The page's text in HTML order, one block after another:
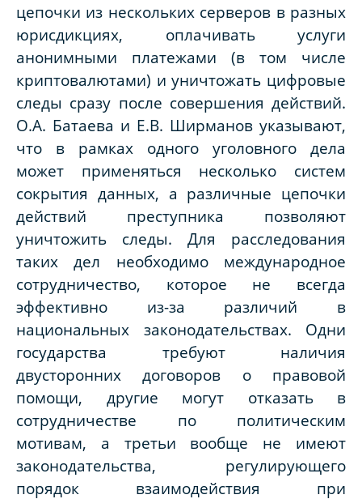
цепочки из нескольких серверов в разных
юрисдикциях, оплачивать услуги
анонимными платежами (в том числе
криптовалютами) и уничтожать цифровые
следы сразу после совершения действий.
О.А. Батаева и Е.В. Ширманов указывают,
что в рамках одного уголовного дела
может применяться несколько систем
сокрытия данных, а различные цепочки
действий преступника позволяют
уничтожить следы. Для расследования
таких дел необходимо международное
сотрудничество, которое не всегда
эффективно из-за различий в
национальных законодательствах. Одни
государства требуют наличия
двусторонних договоров о правовой
помощи, другие могут отказать в
сотрудничестве по политическим
мотивам, а третьи вообще не имеют
законодательства, регулирующего
порядок взаимодействия при